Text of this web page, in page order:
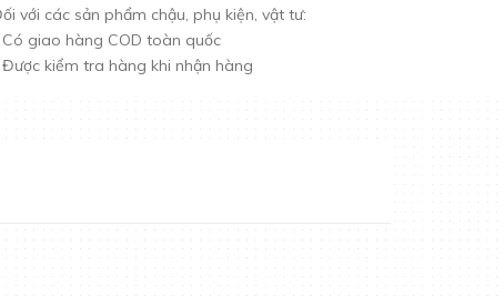
với các sản phẩm chậu, phụ kiện, vật tư:
giao hàng COD toàn quốc
kiểm tra hàng khi nhận hàng